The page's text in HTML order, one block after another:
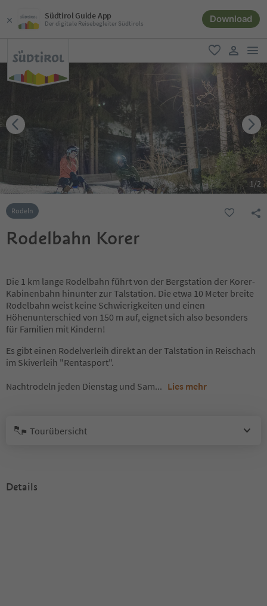
Südtirol Guide App
Der digitale Reisebegleiter Südtirols Download
favorit
user link
1/2
Rodeln
Rodelbahn Korer
Die 1 km lange Rodelbahn führt von der Bergstation der Korer-
Kabinenbahn hinunter zur Talstation. Die etwa 10 Meter breite
Rodelbahn weist keine Schwierigkeiten und einen
Höhenunterschied von 150 m auf, eignet sich also besonders
für Familien mit Kindern!
Es gibt einen Rodelverleih direkt an der Talstation in Reischach
im Skiverleih "Rentasport".
Nachtrodeln jeden Dienstag und Sam... Lies mehr
Tourübersicht
Details